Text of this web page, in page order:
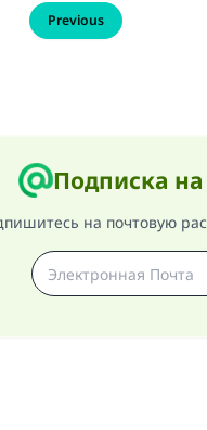
Previous
Подписка
на почтовую